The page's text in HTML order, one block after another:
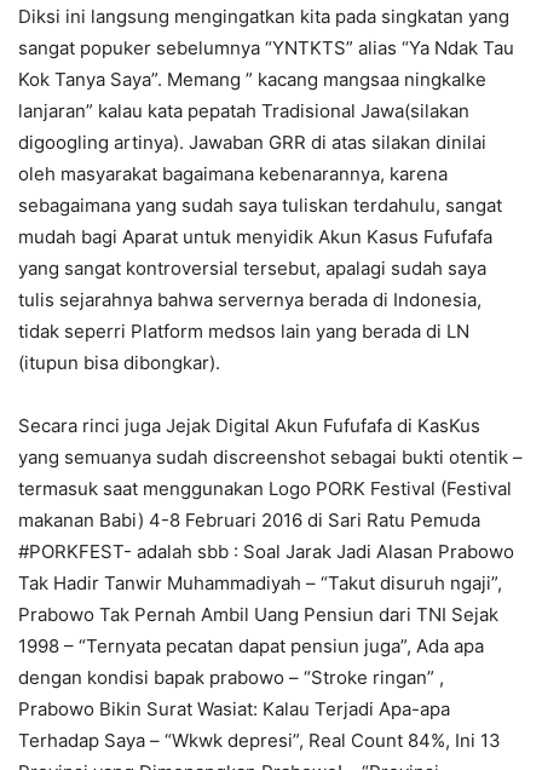
Diksi ini langsung mengingatkan kita pada singkatan yang
sangat popuker sebelumnya “YNTKTS” alias “Ya Ndak Tau
Kok Tanya Saya”. Memang ” kacang mangsaa ningkalke
lanjaran” kalau kata pepatah Tradisional Jawa(silakan
digoogling artinya). Jawaban GRR di atas silakan dinilai
oleh masyarakat bagaimana kebenarannya, karena
sebagaimana yang sudah saya tuliskan terdahulu, sangat
mudah bagi Aparat untuk menyidik Akun Kasus Fufufafa
yang sangat kontroversial tersebut, apalagi sudah saya
tulis sejarahnya bahwa servernya berada di Indonesia,
tidak seperri Platform medsos lain yang berada di LN
(itupun bisa dibongkar).
Secara rinci juga Jejak Digital Akun Fufufafa di KasKus
yang semuanya sudah discreenshot sebagai bukti otentik –
termasuk saat menggunakan Logo PORK Festival (Festival
makanan Babi) 4-8 Februari 2016 di Sari Ratu Pemuda
#PORKFEST- adalah sbb : Soal Jarak Jadi Alasan Prabowo
Tak Hadir Tanwir Muhammadiyah – “Takut disuruh ngaji”,
Prabowo Tak Pernah Ambil Uang Pensiun dari TNI Sejak
1998 – “Ternyata pecatan dapat pensiun juga”, Ada apa
dengan kondisi bapak prabowo – “Stroke ringan” ,
Prabowo Bikin Surat Wasiat: Kalau Terjadi Apa-apa
Terhadap Saya – “Wkwk depresi”, Real Count 84%, Ini 13